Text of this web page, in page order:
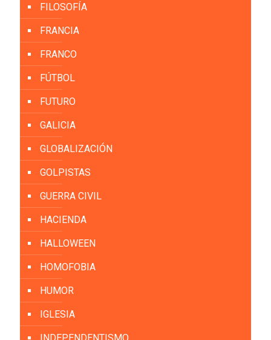
FILOSOFÍA
FRANCIA
FRANCO
FÚTBOL
FUTURO
GALICIA
GLOBALIZACIÓN
GOLPISTAS
GUERRA CIVIL
HACIENDA
HALLOWEEN
HOMOFOBIA
HUMOR
IGLESIA